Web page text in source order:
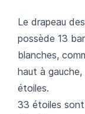
Le drapeau
possède 13
blanches,
haut à
étoiles.
33 étoiles